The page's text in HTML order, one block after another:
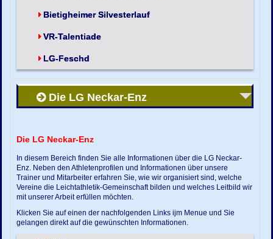
Bietigheimer Silvesterlauf
VR-Talentiade
LG-Feschd
Die LG Neckar-Enz
Die LG Neckar-Enz
In diesem Bereich finden Sie alle Informationen über die LG Neckar-
Enz. Neben den Athletenprofilen und Informationen über unsere
Trainer und Mitarbeiter erfahren Sie, wie wir organisiert sind, welche
Vereine die Leichtathletik-Gemeinschaft bilden und welches Leitbild wir
mit unserer Arbeit erfüllen möchten.
Klicken Sie auf einen der nachfolgenden Links ijm Menue und Sie
gelangen direkt auf die gewünschten Informationen.